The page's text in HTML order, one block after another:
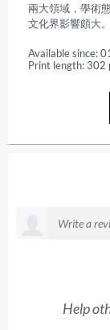
兩大領域，學術
文化界影響頗大。
Available since:
Print length: 302
Help